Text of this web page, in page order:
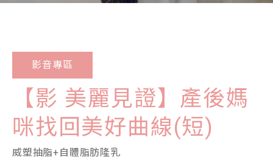
影音專區
【影 美麗見證】產後媽
咪找回美好曲線(短)
威塑抽脂+自體脂肪隆乳